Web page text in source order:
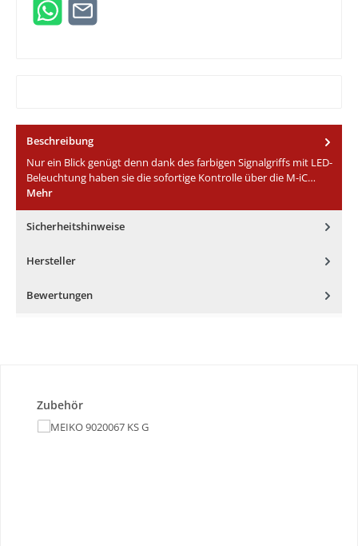
Beschreibung
Nur ein Blick genügt denn dank des farbigen Signalgriffs mit LED-
Beleuchtung haben sie die sofortige Kontrolle über die M-iC…
Mehr
Sicherheitshinweise
Hersteller
Bewertungen
Produktgalerie überspringen
Zubehör